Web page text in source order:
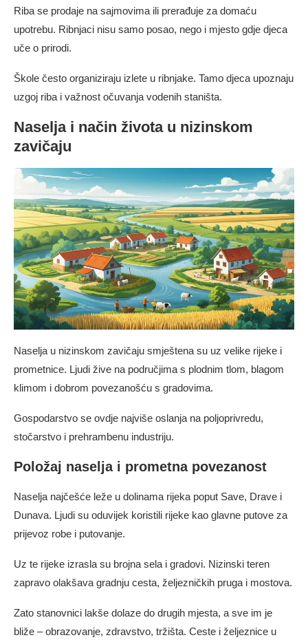
Riba se prodaje na sajmovima ili prerađuje za domaću
upotrebu. Ribnjaci nisu samo posao, nego i mjesto gdje djeca
uče o prirodi.
Škole često organiziraju izlete u ribnjake. Tamo djeca upoznaju
uzgoj riba i važnost očuvanja vodenih staništa.
Naselja i način života u nizinskom
zavičaju
Naselja u nizinskom zavičaju smještena su uz velike rijeke i
prometnice. Ljudi žive na područjima s plodnim tlom, blagom
klimom i dobrom povezanošću s gradovima.
Gospodarstvo se ovdje najviše oslanja na poljoprivredu,
stočarstvo i prehrambenu industriju.
Položaj naselja i prometna povezanost
Naselja najčešće leže u dolinama rijeka poput Save, Drave i
Dunava. Ljudi su oduvijek koristili rijeke kao glavne putove za
prijevoz robe i putovanje.
Uz te rijeke izrasla su brojna sela i gradovi. Nizinski teren
zapravo olakšava gradnju cesta, željezničkih pruga i mostova.
Zato stanovnici lakše dolaze do drugih mjesta, a sve im je
bliže – obrazovanje, zdravstvo, tržišta. Ceste i željeznice u